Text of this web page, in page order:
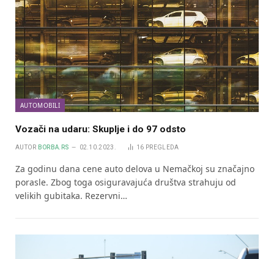
AUTOMOBILI
Vozači na udaru: Skuplje i do 97 odsto
AUTOR BORBA.RS 02.10.2023. 16 PREGLEDA
Za godinu dana cene auto delova u Nemačkoj su značajno
porasle. Zbog toga osiguravajuća društva strahuju od
velikih gubitaka. Rezervni…